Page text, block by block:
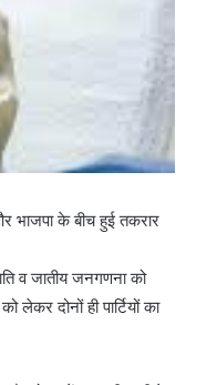
भाजपा के बीच हुई तकरार
व जातीय जनगणना को
दोनों ही पार्टियों का